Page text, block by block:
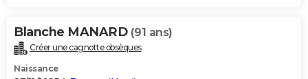
Blanche MANARD (91 ans)
Créer une cagnotte obsèques
Naissance